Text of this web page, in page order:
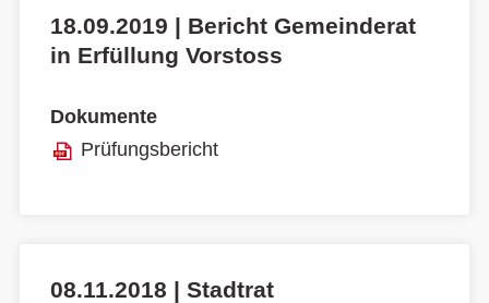
18.09.2019 | Bericht Gemeinderat
in Erfüllung Vorstoss
Dokumente
Prüfungsbericht
08.11.2018 | Stadtrat